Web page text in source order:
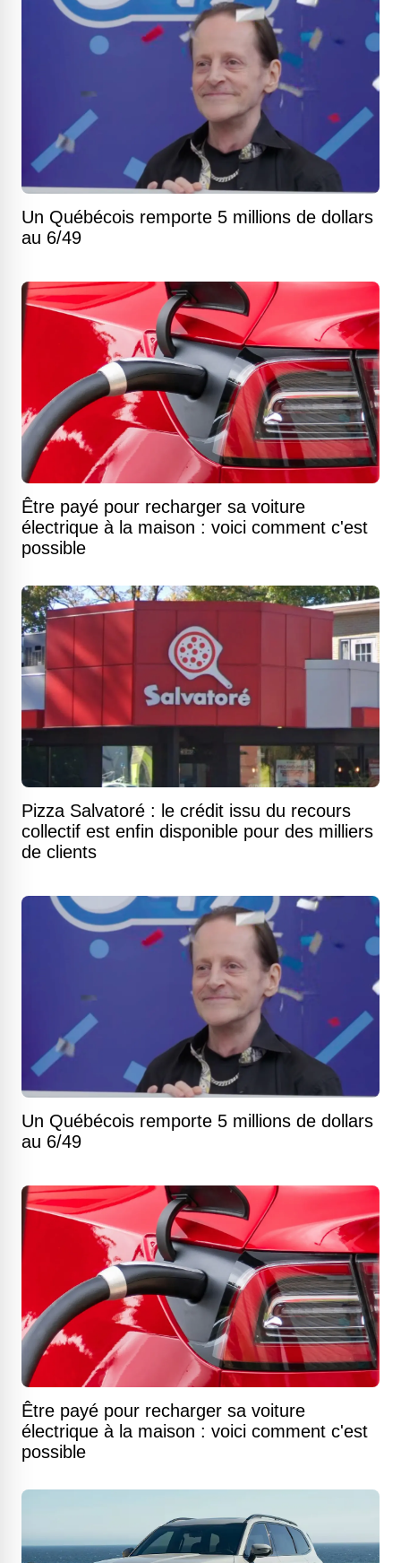
Un Québécois remporte 5 millions de dollars
au 6/49
Être payé pour recharger sa voiture
électrique à la maison : voici comment c'est
possible
Pizza Salvatoré : le crédit issu du recours
collectif est enfin disponible pour des milliers
de clients
Un Québécois remporte 5 millions de dollars
au 6/49
Être payé pour recharger sa voiture
électrique à la maison : voici comment c'est
possible